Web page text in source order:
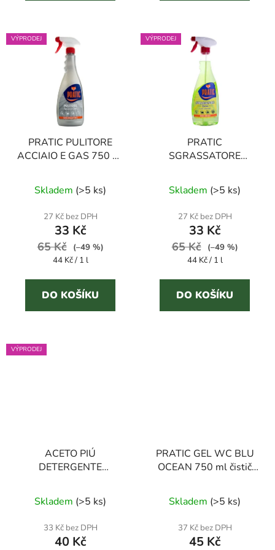
VÝPRODEJ
PRATIC PULITORE
ACCIAIO E GAS 750 ml
Skladem (>5 ks)
27 Kč bez DPH
33 Kč
65 Kč
(–49 %)
Měrná
44 Kč / 1 l
DO KOŠÍKU
VÝPRODEJ
PRATIC
SGRASSATORE
odmašťovač
hodnocení
produktu
je
4,0
z
5
hvězdiček.
Skladem (>5 ks)
27 Kč bez DPH
33 Kč
65 Kč
(–49 %)
Měrná
44 Kč / 1 l
DO KOŠÍKU
VÝPRODEJ
ACETO PIÚ
DETERGENTE
univerzální čisticí
prostředek
hodnocení
produktu
je
Skladem (>5 ks)
33 Kč bez DPH
40 Kč
PRATIC GEL WC BLU
OCEAN 750 ml čistič
hodnocení
produktu
je
Skladem (>5 ks)
37 Kč bez DPH
45 Kč